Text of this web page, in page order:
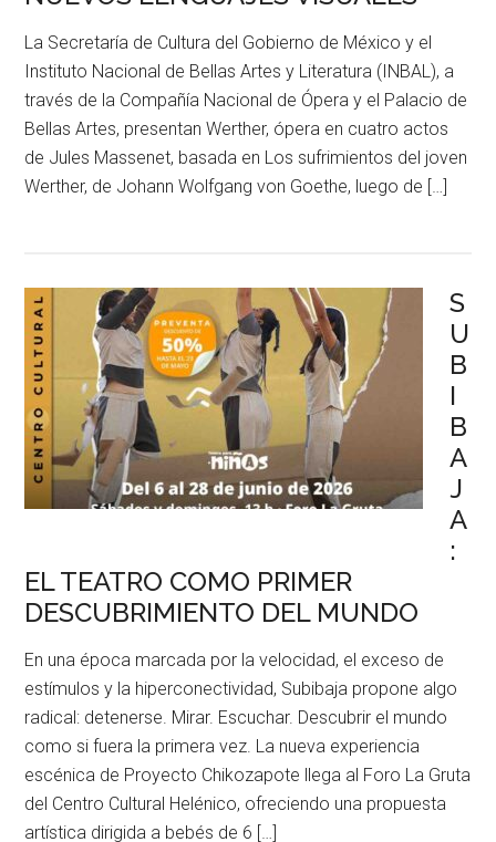
La Secretaría de Cultura del Gobierno de México y el
Instituto Nacional de Bellas Artes y Literatura (INBAL), a
través de la Compañía Nacional de Ópera y el Palacio de
Bellas Artes, presentan Werther, ópera en cuatro actos
de Jules Massenet, basada en Los sufrimientos del joven
Werther, de Johann Wolfgang von Goethe, luego de […]
S
U
B
I
B
A
J
A
:
EL TEATRO COMO PRIMER
DESCUBRIMIENTO DEL MUNDO
En una época marcada por la velocidad, el exceso de
estímulos y la hiperconectividad, Subibaja propone algo
radical: detenerse. Mirar. Escuchar. Descubrir el mundo
como si fuera la primera vez. La nueva experiencia
escénica de Proyecto Chikozapote llega al Foro La Gruta
del Centro Cultural Helénico, ofreciendo una propuesta
artística dirigida a bebés de 6 […]